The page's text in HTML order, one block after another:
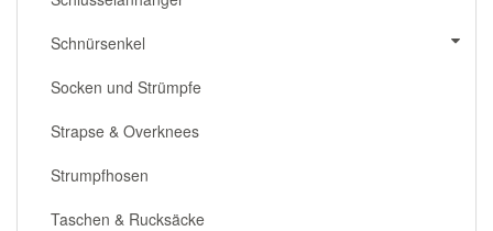
Schnürsenkel
Socken und Strümpfe
Strapse & Overknees
Strumpfhosen
Taschen & Rucksäcke